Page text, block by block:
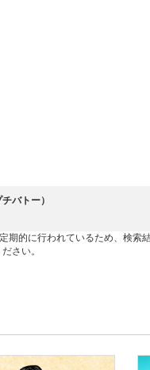
バトー）
期的に行われているため、検索
さい。